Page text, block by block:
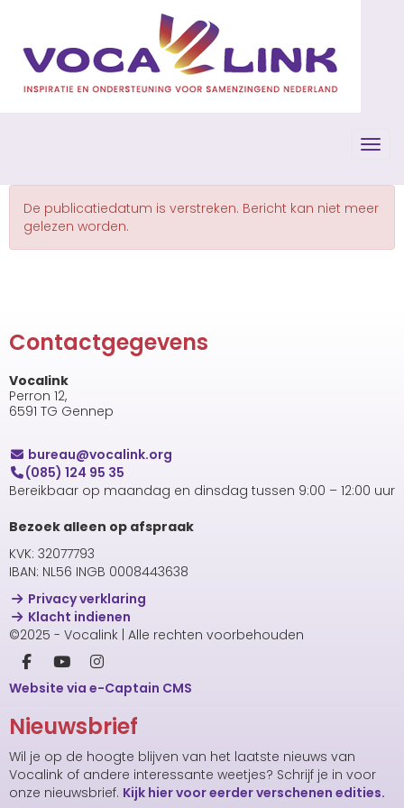
De publicatiedatum is verstreken. Bericht kan niet meer
gelezen worden.
Contactgegevens
Vocalink
Perron 12,
6591 TG Gennep
uaerub@vocalink.org
(085) 124 95 35
Bereikbaar op maandag en dinsdag tussen 9:00 – 12:00 uur
Bezoek alleen op afspraak
KVK: 32077793
IBAN: NL56 INGB 0008443638
Privacy verklaring
Klacht indienen
©2025 - Vocalink | Alle rechten voorbehouden
Website via e-Captain CMS
Nieuwsbrief
Wil je op de hoogte blijven van het laatste nieuws van
Vocalink of andere interessante weetjes? Schrijf je in voor
onze nieuwsbrief. Kijk hier voor eerder verschenen edities.